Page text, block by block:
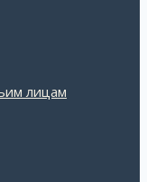
лицам